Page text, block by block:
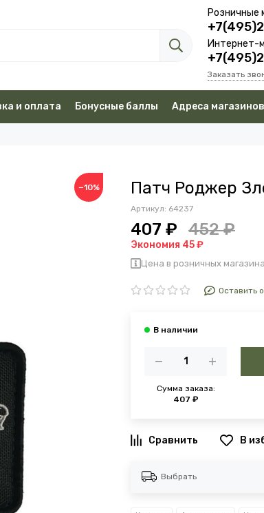
Розничные
Интернет-
Заказать
и оплата Бонусные баллы Адреса магазинов
−10% Патч Роджер
Артикул: 64237
407 ₽ 452 ₽
Экономия 45 ₽
Цена в розничных
Оставить
Сумма заказа:
407 ₽
В
Выбрать